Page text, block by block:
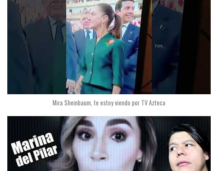
Mira Sheinbaum, te estoy viendo por TV Azteca